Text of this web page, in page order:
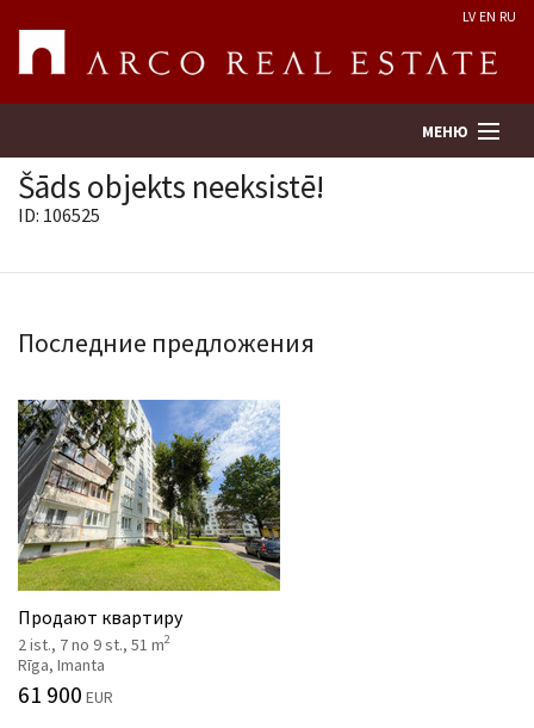
LV EN RU
МЕНЮ
Предприятие
Услуги
Kонтакты
Šāds objekts neeksistē!
ID: 106525
Последние предложения
Продают квартиру
2 ist., 7 no 9 st., 51 m2
Rīga, Imanta
61 900 EUR